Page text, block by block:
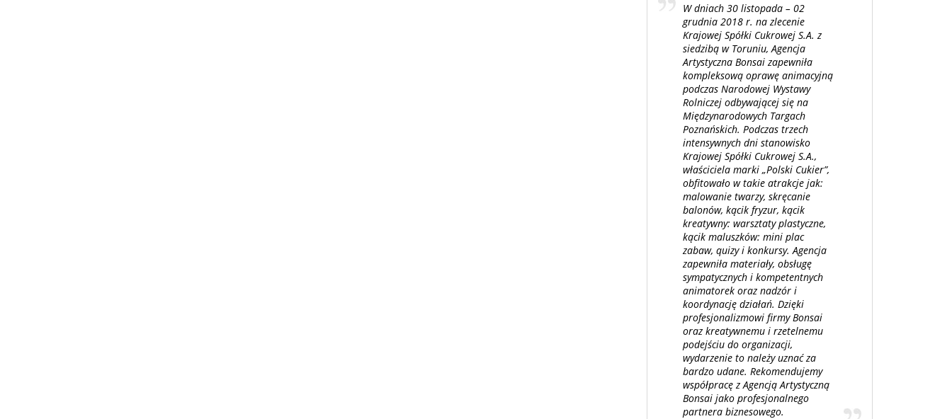
W dniach 30 listopada – 02
grudnia 2018 r. na zlecenie
Krajowej Spółki Cukrowej S.A. z
siedzibą w Toruniu, Agencja
Artystyczna Bonsai zapewniła
kompleksową oprawę animacyjną
podczas Narodowej Wystawy
Rolniczej odbywającej się na
Międzynarodowych Targach
Poznańskich. Podczas trzech
intensywnych dni stanowisko
Krajowej Spółki Cukrowej S.A.,
właściciela marki „Polski Cukier”,
obfitowało w takie atrakcje jak:
malowanie twarzy, skręcanie
balonów, kącik fryzur, kącik
kreatywny: warsztaty plastyczne,
kącik maluszków: mini plac
zabaw, quizy i konkursy. Agencja
zapewniła materiały, obsługę
sympatycznych i kompetentnych
animatorek oraz nadzór i
koordynację działań. Dzięki
profesjonalizmowi firmy Bonsai
oraz kreatywnemu i rzetelnemu
podejściu do organizacji,
wydarzenie to należy uznać za
bardzo udane. Rekomendujemy
współpracę z Agencją Artystyczną
Bonsai jako profesjonalnego
partnera biznesowego.